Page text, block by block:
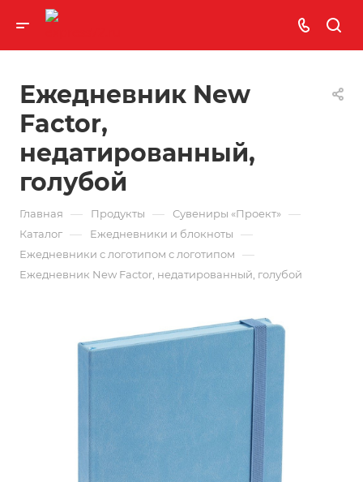
Ежедневник New
Factor,
недатированный,
голубой
Главная — Продукты — Сувениры «Проект» —
Каталог — Ежедневники и блокноты —
Ежедневники с логотипом с логотипом —
Ежедневник New Factor, недатированный, голубой